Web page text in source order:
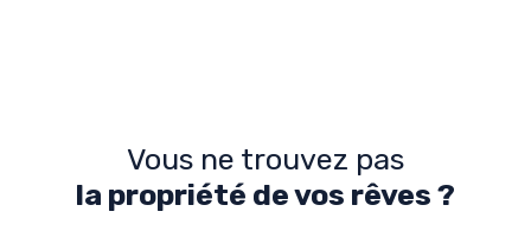
Vous ne trouvez pas
la propriété de vos rêves ?